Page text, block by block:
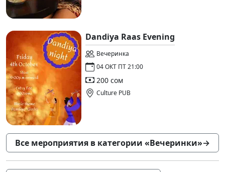
Dandiya Raas Evening
Вечеринка
04 ОКТ ПТ 21:00
200 сом
Culture PUB
Все мероприятия в категории «Вечеринки»→